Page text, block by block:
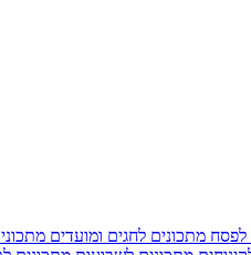
לפסח מתכונים לחגים ומועדים